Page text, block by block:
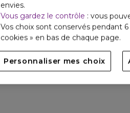
envies.
Vous gardez le contrôle : vous
Vos choix sont conservés pendant
cookies » en bas de chaque page.
Personnaliser mes choix